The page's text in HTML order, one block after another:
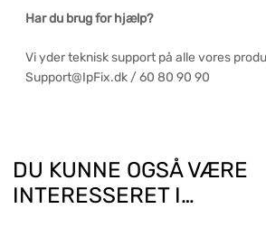
Har du brug for hjælp?
Vi yder teknisk support på alle vores
Support@IpFix.dk / 60 80 90 90
DU KUNNE OGSÅ VÆRE
INTERESSERET I…